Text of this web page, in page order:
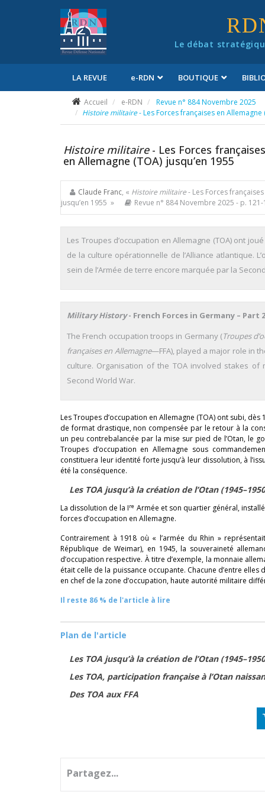
Le débat
LA REVUE e-RDN BOUTIQUE
Accueil e-RDN
Revue n° 884 Novembre 2025
Histoire militaire- Les Forces françaises en Allemagne
Histoire militaire - Les Forces
en Allemagne (TOA) jusqu’en 1955
Claude Franc, « Histoire militaire- Les Forces
jusqu’en 1955 »
Revue n° 884 Novembre 2025 - p.
Les Troupes d’occupation en Allemagne (TOA) ont
de la culture opérationnelle de l’Alliance atlantique.
sein de l’Armée de terre encore marquée par la
Military History- French Forces in Germany –
The French occupation troops in Germany (Troupes
françaises en Allemagne—FFA), played a major role in
culture. Organisation of the TOA involved stakes
Second World War.
Les Troupes d’occupation en Allemagne (TOA) ont subi,
de format drastique, non compensée par le retour à la
un peu contrebalancée par la mise sur pied de l’Otan, le
Troupes d’occupation en Allemagne sous
constituera leur identité forte jusqu’à leur dissolution, à
été la conséquence.
Les TOA jusqu’à la création de l’Otan
La dissolution de la Ire Armée et son quartier général,
forces d’occupation en Allemagne.
Contrairement à 1918 où « l’armée du Rhin »
République de Weimar), en 1945, la souveraineté
d’occupation respective. À titre d’exemple, la monnaie
était celle de la puissance occupante. Chacune d’entre
en chef de la zone d’occupation, haute autorité militaire
Il reste 86 % de l'article à lire
Plan de l'article
Les TOA jusqu’à la création de l’Otan
Les TOA, participation française à l’Otan
Des TOA aux FFA
Partagez...